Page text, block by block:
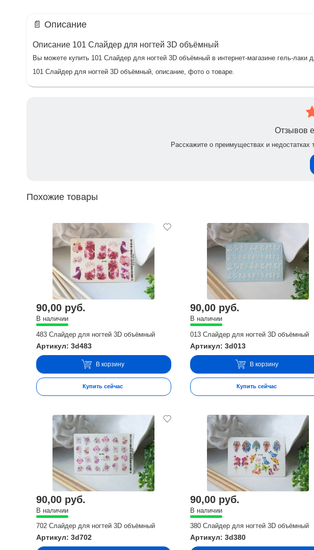
📄 Описание
Описание 101 Слайдер для ногтей 3D объёмный
Вы можете купить 101 Слайдер для ногтей 3D объёмный в интернет-магазине гель-лаки
101 Слайдер для ногтей 3D объёмный, описание, фото о товаре.
Отзывов
Расскажите о преимуществах и
Похожие товары
90,00 руб.
В наличии
483 Слайдер для ногтей 3D объёмный
Артикул: 3d483
В корзину
Купить сейчас
90,00 руб.
В наличии
013 Слайдер для ногтей 3D объёмный
Артикул: 3d013
В корзину
Купить сейчас
90,00 руб.
В наличии
702 Слайдер для ногтей 3D объёмный
Артикул: 3d702
90,00 руб.
В наличии
380 Слайдер для ногтей 3D объёмный
Артикул: 3d380